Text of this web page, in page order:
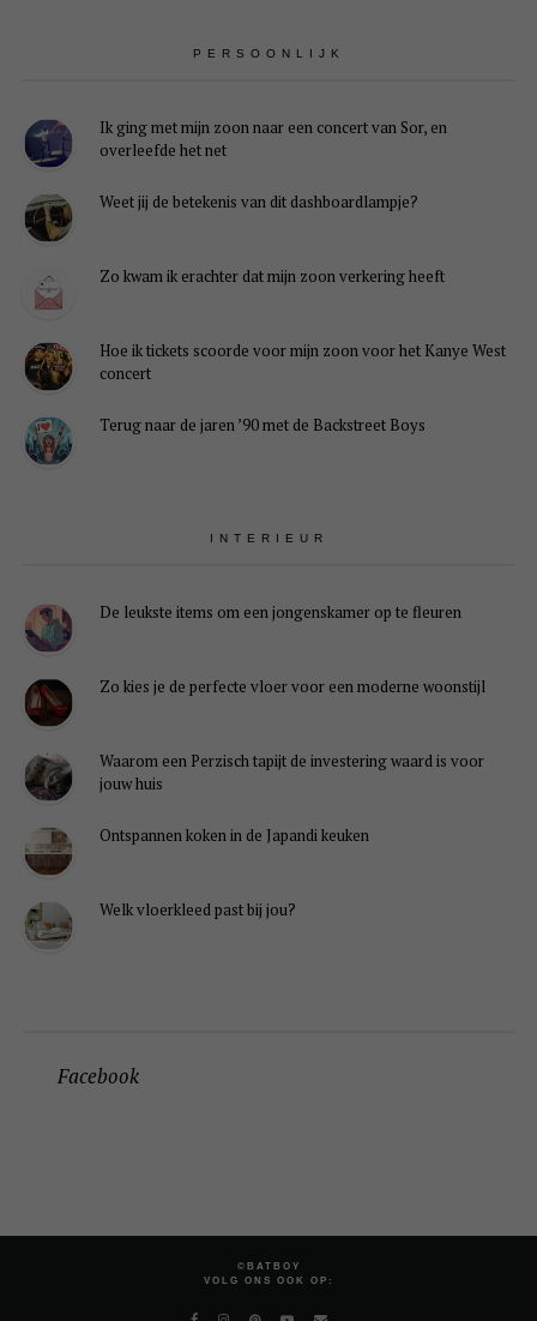
PERSOONLIJK
Ik ging met mijn zoon naar een concert van Sor, en
overleefde het net
Weet jij de betekenis van dit dashboardlampje?
Zo kwam ik erachter dat mijn zoon verkering heeft
Hoe ik tickets scoorde voor mijn zoon voor het Kanye West
concert
Terug naar de jaren ’90 met de Backstreet Boys
INTERIEUR
De leukste items om een jongenskamer op te fleuren
Zo kies je de perfecte vloer voor een moderne woonstijl
Waarom een Perzisch tapijt de investering waard is voor
jouw huis
Ontspannen koken in de Japandi keuken
Welk vloerkleed past bij jou?
Facebook
©BATBOY
VOLG ONS OOK OP: